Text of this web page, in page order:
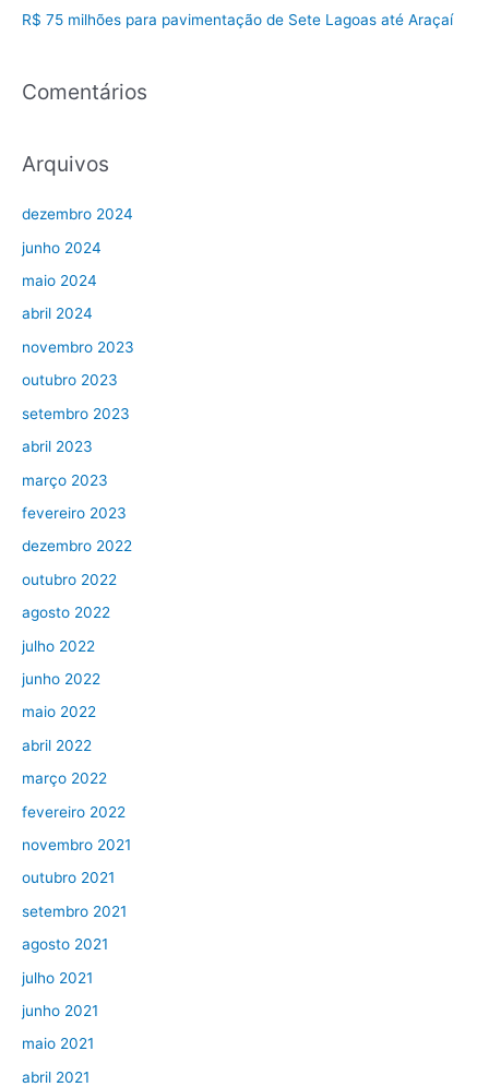
R$ 75 milhões para pavimentação de Sete Lagoas até Araçaí
Comentários
Arquivos
dezembro 2024
junho 2024
maio 2024
abril 2024
novembro 2023
outubro 2023
setembro 2023
abril 2023
março 2023
fevereiro 2023
dezembro 2022
outubro 2022
agosto 2022
julho 2022
junho 2022
maio 2022
abril 2022
março 2022
fevereiro 2022
novembro 2021
outubro 2021
setembro 2021
agosto 2021
julho 2021
junho 2021
maio 2021
abril 2021